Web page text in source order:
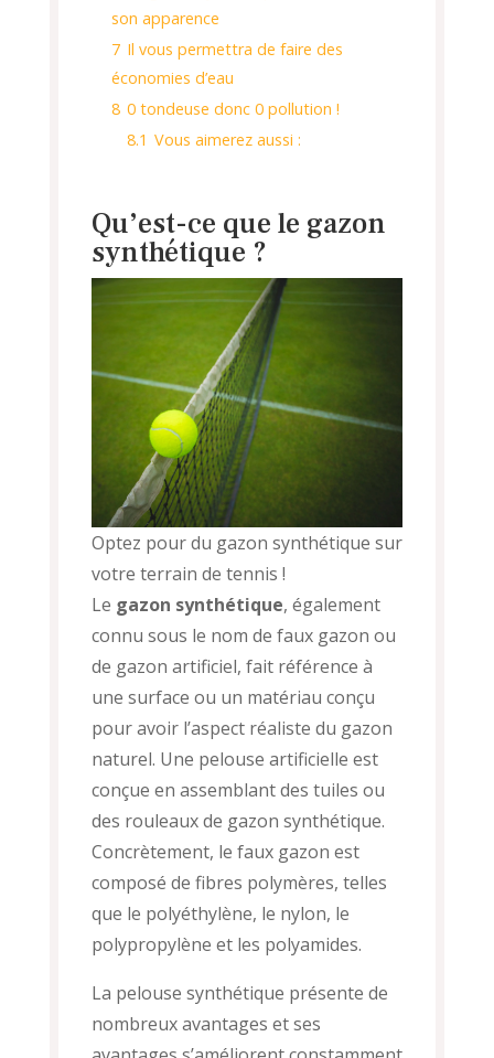
son apparence
7 Il vous permettra de faire des
économies d’eau
8 0 tondeuse donc 0 pollution !
8.1 Vous aimerez aussi :
Qu’est-ce que le gazon
synthétique ?
Optez pour du gazon synthétique sur
votre terrain de tennis !
Le gazon synthétique, également
connu sous le nom de faux gazon ou
de gazon artificiel, fait référence à
une surface ou un matériau conçu
pour avoir l’aspect réaliste du gazon
naturel. Une pelouse artificielle est
conçue en assemblant des tuiles ou
des rouleaux de gazon synthétique.
Concrètement, le faux gazon est
composé de fibres polymères, telles
que le polyéthylène, le nylon, le
polypropylène et les polyamides.
La pelouse synthétique présente de
nombreux avantages et ses